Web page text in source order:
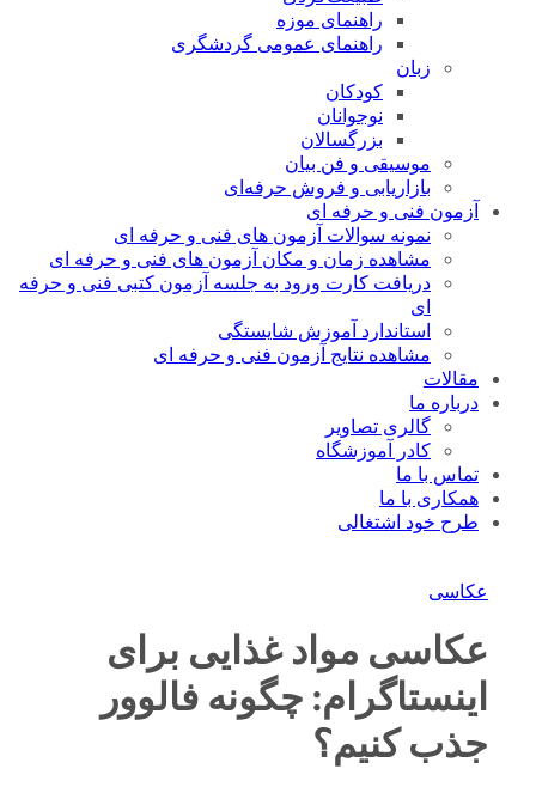
راهنمای موزه
راهنمای عمومی گردشگری
زبان
کودکان
نوجوانان
بزرگسالان
موسیقی و فن بیان
بازاریابی و فروش حرفه‌ای
آزمون فنی و حرفه ای
نمونه سوالات آزمون های فنی و حرفه ای
مشاهده زمان و مکان آزمون های فنی و حرفه ای
دریافت کارت ورود به جلسه آزمون کتبی فنی و حرفه
ای
استاندارد آموزش شایستگی
مشاهده نتایج آزمون فنی و حرفه ای
مقالات
درباره ما
گالری تصاویر
کادر آموزشگاه
تماس با ما
همکاری با ما
طرح خود اشتغالی
عکاسی
عکاسی مواد غذایی برای
اینستاگرام: چگونه فالوور
جذب کنیم؟